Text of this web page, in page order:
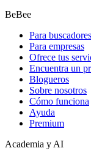
BeBee
Para
Para empresas
Ofrece tus
Encuentra un
Blogueros
Sobre nosotros
Cómo funciona
Ayuda
Premium
Academia y AI